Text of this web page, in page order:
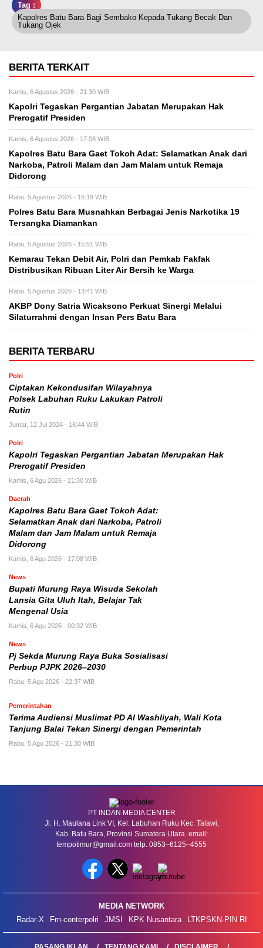
Tag :
Kapolres Batu Bara Bagi Sembako Kepada Tukang Becak Dan
Tukang Ojek
BERITA TERKAIT
Kamis, 6 Agustus 2026 - 21:30 WIB
Kapolri Tegaskan Pergantian Jabatan Merupakan Hak
Prerogatif Presiden
Kamis, 6 Agustus 2026 - 17:08 WIB
Kapolres Batu Bara Gaet Tokoh Adat: Selamatkan Anak dari
Narkoba, Patroli Malam dan Jam Malam untuk Remaja
Didorong
Rabu, 5 Agustus 2026 - 16:19 WIB
Polres Batu Bara Musnahkan Berbagai Jenis Narkotika 19
Tersangka Diamankan
Rabu, 5 Agustus 2026 - 15:51 WIB
Kemarau Tekan Debit Air, Polri dan Pemkab Fakfak
Distribusikan Ribuan Liter Air Bersih ke Warga
Rabu, 5 Agustus 2026 - 13:41 WIB
AKBP Dony Satria Wicaksono Perkuat Sinergi Melalui
Silaturrahmi dengan Insan Pers Batu Bara
BERITA TERBARU
Polri
Ciptakan Kekondusifan Wilayahnya
Polsek Labuhan Ruku Lakukan Patroli
Rutin
Jumat, 12 Jul 2024 - 16:44 WIB
Polri
Kapolri Tegaskan Pergantian Jabatan Merupakan Hak
Prerogatif Presiden
Kamis, 6 Agu 2026 - 21:30 WIB
Daerah
Kapolres Batu Bara Gaet Tokoh Adat:
Selamatkan Anak dari Narkoba, Patroli
Malam dan Jam Malam untuk Remaja
Didorong
Kamis, 6 Agu 2026 - 17:08 WIB
News
Bupati Murung Raya Wisuda Sekolah
Lansia Gita Uluh Itah, Belajar Tak
Mengenal Usia
Kamis, 6 Agu 2026 - 00:32 WIB
News
Pj Sekda Murung Raya Buka Sosialisasi
Perbup PJPK 2026–2030
Rabu, 5 Agu 2026 - 22:37 WIB
Pemerintahan
Terima Audiensi Muslimat PD Al Washliyah, Wali Kota
Tanjung Balai Tekan Sinergi dengan Pemerintah
Rabu, 5 Agu 2026 - 21:30 WIB
PT INDAN MEDIA CENTER
Jl. H. Maulana Link VI, Kel. Labuhan Ruku Kec. Talawi,
Kab. Batu Bara, Provinsi Sumatera Utara. email:
tempotimur@gmail.com telp. 0853–6125–4555
MEDIA NETWORK
Radar-X
Frn-conterpolri JMSI KPK Nusantara LTKPSKN-PIN RI